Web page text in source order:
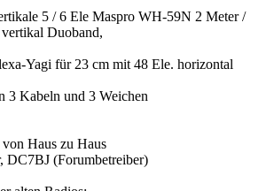
5 / 6 Ele Maspro WH-59N 2 Meter /
Duoband,
Yagi für 23 cm mit 48 Ele. horizontal
3 Kabeln und 3 Weichen
Haus zu Haus
DC7BJ (Forumbetreiber)